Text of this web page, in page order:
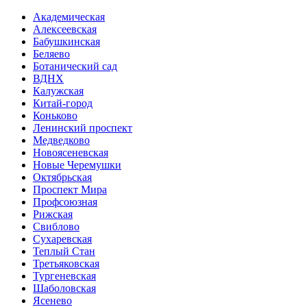
Академическая
Алексеевская
Бабушкинская
Беляево
Ботанический сад
ВДНХ
Калужская
Китай-город
Коньково
Ленинский проспект
Медведково
Новоясе­невская
Новые Черемушки
Октябрьская
Проспект Мира
Профсоюзная
Рижская
Свиблово
Сухаревская
Теплый Стан
Третьяковская
Тургеневская
Шаболовская
Ясенево